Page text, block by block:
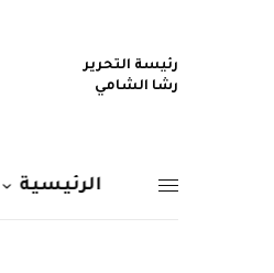
رئيسة التحرير
رشا الشامي
الرئيسية